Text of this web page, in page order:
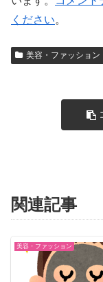
ください。
美容・ファッション
関連記事
美容・ファッション